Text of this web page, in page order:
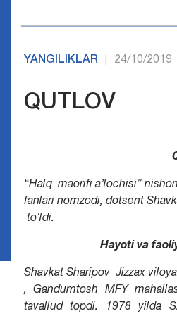
YANGILIKLAR 24/10/2019
QUTLOV
“Halq maorifi a’lochisi”
fanlari nomzodi, dotsent
to‘ldi.
Hayoti va
Shavkat Sharipov Jizzax
, Gandumtosh MFY
tavallud topdi. 1978 yilda